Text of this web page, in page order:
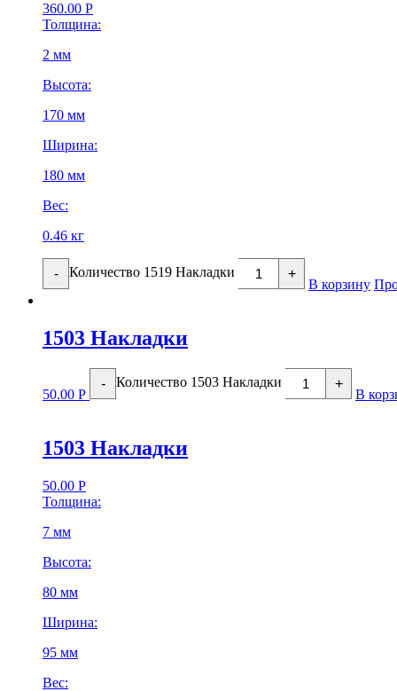
360.00 Р
Толщина:
2 мм
Высота:
170 мм
Ширина:
180 мм
Вес:
0.46 кг
- Количество 1519 Накладки +
В корзину
1503 Накладки
50.00 Р
- Количество 1503 Накладки +
В
1503 Накладки
50.00 Р
Толщина:
7 мм
Высота:
80 мм
Ширина:
95 мм
Вес: